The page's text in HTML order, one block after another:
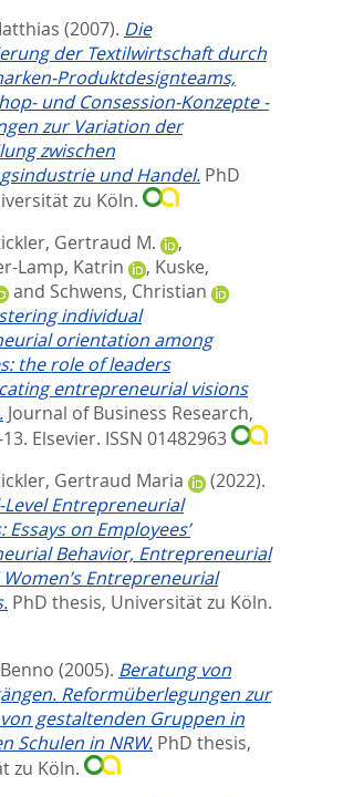
(2007). Die
der Textilwirtschaft durch
Produktdesignteams,
und Consession-Konzepte -
zur Variation der
zwischen
und Handel. PhD
zu Köln.
Gertraud M.
,
Lamp, Katrin
, Kuske,
and Schwens, Christian
individual
orientation among
the role of leaders
entrepreneurial visions
Journal of Business Research,
Elsevier. ISSN 01482963
Gertraud Maria
(2022).
Entrepreneurial
Essays on Employees’
Behavior, Entrepreneurial
Entrepreneurial
PhD thesis, Universität zu Köln.
(2005). Beratung von
Reformüberlegungen zur
gestaltenden Gruppen in
Schulen in NRW. PhD thesis,
zu Köln.